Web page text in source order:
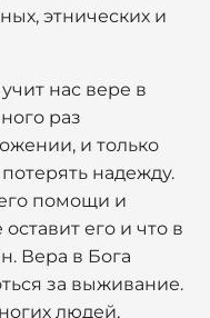
этнических и
нас вере в
раз
и только
надежду.
помощи и
его и что в
Вера в Бога
за выживание.
людей,